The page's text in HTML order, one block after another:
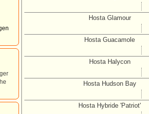
Hosta Glamour
Hosta Guacamole
Hosta Halycon
Hosta Hudson Bay
Hosta Hybride 'Patriot'